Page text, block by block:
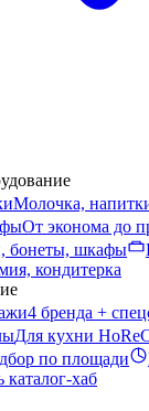
Молочка,
От эконома до
бонеты, шкафы
кондитерка
4 бренда +
Для кухни
по площади
хаб